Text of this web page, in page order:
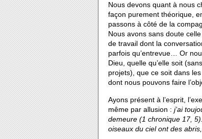
Nous devons quant à nous
façon purement théorique,
passons à côté de la
Nous avons sans doute
de travail dont la
parfois qu’entrevue… Or
Dieu, quelle qu’elle soit
projets), que ce soit dans
dont nous pouvons faire
Ayons présent à l’esprit,
même par allusion : j’ai
demeure (1 chronique 17,
oiseaux du ciel ont des